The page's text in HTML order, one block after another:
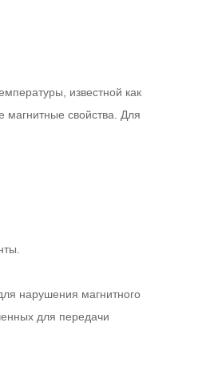
известной как
магнитные свойства. Для
нарушения магнитного
для передачи